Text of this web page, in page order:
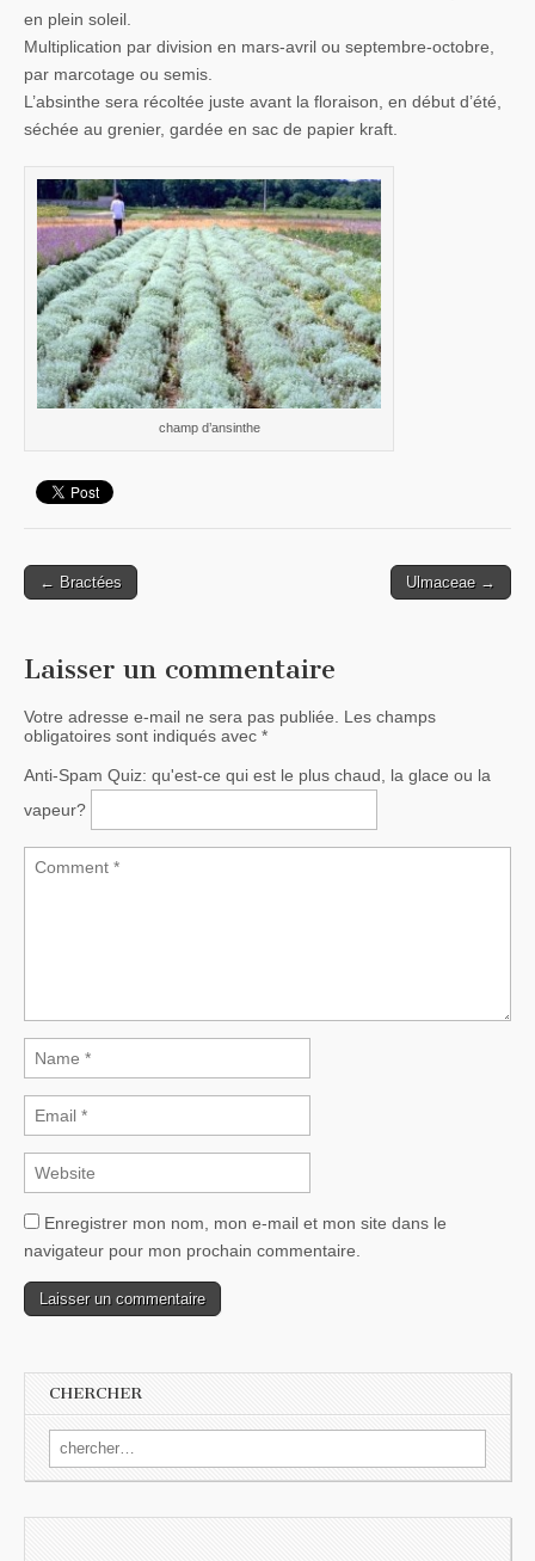
en plein soleil.
Multiplication par division en mars-avril ou septembre-octobre,
par marcotage ou semis.
L’absinthe sera récoltée juste avant la floraison, en début d’été,
séchée au grenier, gardée en sac de papier kraft.
champ d’ansinthe
Post navigation
← Bractées Ulmaceae →
Laisser un commentaire
Votre adresse e-mail ne sera pas publiée.
Les champs
obligatoires sont indiqués avec *
Anti-Spam Quiz: qu'est-ce qui est le plus chaud, la glace ou la
vapeur?
Enregistrer mon nom, mon e-mail et mon site dans le
navigateur pour mon prochain commentaire.
CHERCHER
Search for: